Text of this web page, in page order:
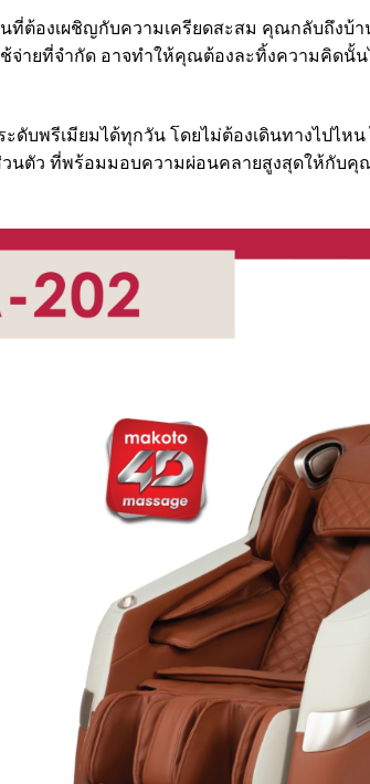
ต้องเผชิญกับความเครียดสะสม คุณกลับถึงบ้
จ่ายที่จำกัด อาจทำให้คุณต้องละทิ้งความคิดนั้น
พรีเมียมได้ทุกวัน โดยไม่ต้องเดินทางไปไห
นตัว ที่พร้อมมอบความผ่อนคลายสูงสุดให้กับ